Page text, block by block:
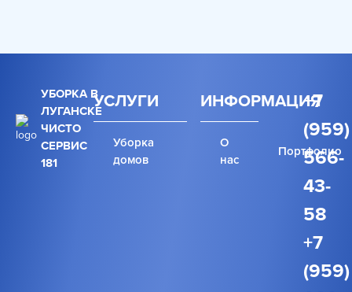
УБОРКА В
ЛУГАНСКЕ
ЧИСТО
СЕРВИС
181
УСЛУГИ
Уборка
домов
ИНФОРМАЦИЯ
О
нас
Портфолио
+7
(959)
566-
43-
58
+7
(959)